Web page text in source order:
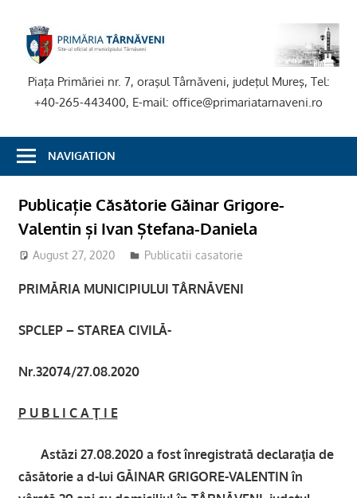
content
Piaţa Primăriei nr. 7, oraşul Târnăveni, judeţul Mureş, Tel:
+40-265-443400, E-mail: office@primariatarnaveni.ro
NAVIGATION
Publicație Căsătorie Găinar Grigore-
Valentin și Ivan Ștefana-Daniela
August 27, 2020 stciv
Publicatii casatorie
PRIMĂRIA MUNICIPIULUI TÂRNĂVENI
SPCLEP – STAREA CIVILĂ-
Nr.32074/27.08.2020
P U B L I C A Ţ I E
Astăzi 27.08.2020 a fost înregistrată declaraţia de
căsătorie a d-lui GĂINAR GRIGORE-VALENTIN în